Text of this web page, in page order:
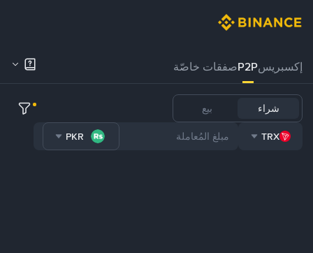
إكسبريسP2Pصفقات خاصّة
شراء بيع
TRX
PKR